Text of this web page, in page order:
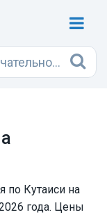
по Кутаиси на
года. Цены